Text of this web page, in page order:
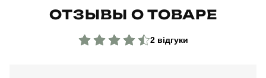
ОТЗЫВЫ О ТОВАРЕ
2 відгуки